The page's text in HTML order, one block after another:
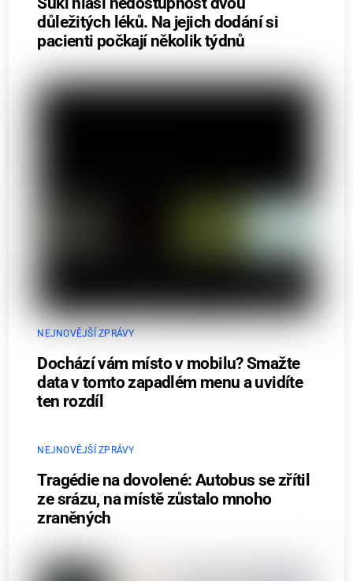
důležitých léků. Na jejich dodání si
pacienti počkají několik týdnů
NEJNOVĚJŠÍ ZPRÁVY
Dochází vám místo v mobilu? Smažte
data v tomto zapadlém menu a uvidíte
ten rozdíl
NEJNOVĚJŠÍ ZPRÁVY
Tragédie na dovolené: Autobus se zřítil
ze srázu, na místě zůstalo mnoho
zraněných